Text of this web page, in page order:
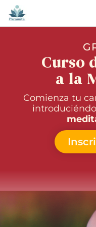
Curso
a la
Comienza tu